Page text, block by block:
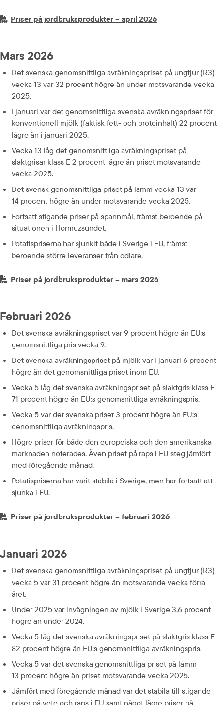
PDF-fil.
Priser på jordbruksprodukter – april 2026pdf, 559.2 kB.
Mars 2026
Det svenska genomsnittliga avräkningspriset på ungtjur (R3)
vecka 13 var 32 procent högre än under motsvarande vecka
2025.
I januari var det genomsnittliga svenska avräkningspriset för
konventionell mjölk (faktisk fett- och proteinhalt) 22 procent
lägre än i januari 2025.
Vecka 13 låg det genomsnittliga avräkningspriset på
slaktgrisar klass E 2 procent lägre än priset motsvarande
vecka 2025.
Det svensk genomsnittliga priset på lamm vecka 13 var
14 procent högre än under motsvarande vecka 2025.
Fortsatt stigande priser på spannmål, främst beroende på
situationen i Hormuzsundet.
Potatispriserna har sjunkit både i Sverige i EU, främst
beroende större leveranser från odlare.
PDF-fil.
Priser på jordbruksprodukter – mars 2026pdf, 513.6 kB.
Februari 2026
Det svenska avräkningspriset var 9 procent högre än EU:s
genomsnittliga pris vecka 9.
Det svenska avräkningspriset på mjölk var i januari 6 procent
högre än det genomsnittliga priset inom EU.
Vecka 5 låg det svenska avräkningspriset på slaktgris klass E
71 procent högre än EU:s genomsnittliga avräkningspris.
Vecka 5 var det svenska priset 3 procent högre än EU:s
genomsnittliga avräkningspris.
Högre priser för både den europeiska och den amerikanska
marknaden noterades. Även priset på raps i EU steg jämfört
med föregående månad.
Potatispriserna har varit stabila i Sverige, men har fortsatt att
sjunka i EU.
PDF-fil.
Priser på jordbruksprodukter – februari 2026pdf, 525.4 kB.
Januari 2026
Det svenska genomsnittliga avräkningspriset på ungtjur (R3)
vecka 5 var 31 procent högre än motsvarande vecka förra
året.
Under 2025 var invägningen av mjölk i Sverige 3,6 procent
högre än under 2024.
Vecka 5 låg det svenska avräkningspriset på slaktgris klass E
82 procent högre än EU:s genomsnittliga avräkningspris.
Vecka 5 var det svenska genomsnittliga priset på lamm
13 procent högre än priset motsvarande vecka 2025.
Jämfört med föregående månad var det stabila till stigande
priser på vete och raps i EU samt något lägre priser på